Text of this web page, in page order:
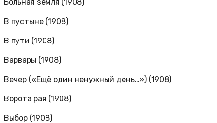
Больная земля (1908)
В пустыне (1908)
В пути (1908)
Варвары (1908)
Вечер («Ещё один ненужный день…») (1908)
Ворота рая (1908)
Выбор (1908)